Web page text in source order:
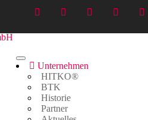
Unternehmen
HITKO®
BTK
Historie
Partner
masonary 2